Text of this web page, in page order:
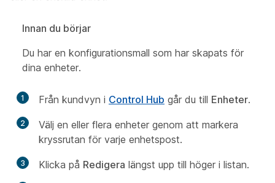
Innan du börjar
Du har en konfigurationsmall som har skapats för
dina enheter.
1 Från kundvyn i Control Hub går du till Enheter.
2
Välj en eller flera enheter genom att markera
kryssrutan för varje enhetspost.
3 Klicka på Redigera längst upp till höger i listan.